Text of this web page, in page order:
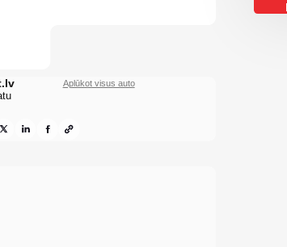
Aplūkot visus auto